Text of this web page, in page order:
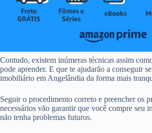
Contudo, existem inúmeras técnicas assim
pode aprender. E que te ajudarão a conseguir
imobiliário em Angelândia da forma mais
Seguir o procedimento correto e preencher os
necessários vão garantir que você compre seu
não tenha problemas futuros.